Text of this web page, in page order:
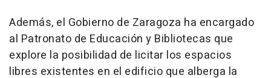
Además, el Gobierno de Zaragoza ha encargado
al Patronato de Educación y Bibliotecas que
explore la posibilidad de licitar los espacios
libres existentes en el edificio que alberga la